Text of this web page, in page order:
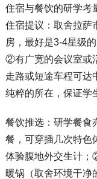
住宿与餐饮的研学考
住宿提议：取舍拉萨
房，最好是3-4星级
②有广宽的会议室或
走路或短途车程可达
纯粹的所在，保证学
餐饮推选：研学餐食
餐，可穿插几次特色
体验腹地外交生计
暖锅（取舍环境干净